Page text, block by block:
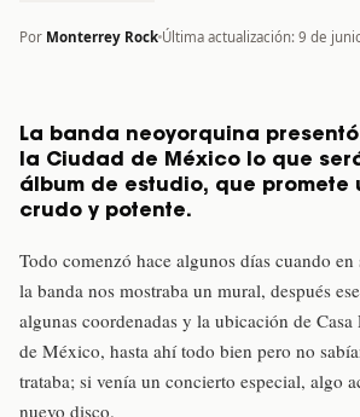
Por Monterrey Rock Última actualización: 9 de
La banda neoyorquina
la Ciudad de México lo que
álbum de estudio, que promete
crudo y potente.
Todo comenzó hace algunos días cuando en
la banda nos mostraba un mural, después
algunas coordenadas y la ubicación de
de México, hasta ahí todo bien pero no
trataba; si venía un concierto especial, algo
nuevo disco.